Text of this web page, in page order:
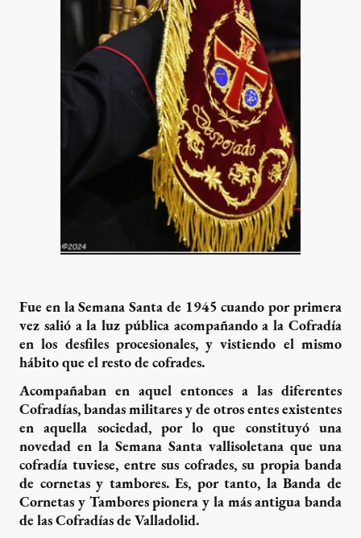
Fue en la Semana Santa de 1945 cuando por primera
vez salió a la luz pública acompañando a la Cofradía
en los desfiles procesionales, y vistiendo el mismo
hábito que el resto de cofrades.
Acompañaban en aquel entonces a las diferentes
Cofradías, bandas militares y de otros entes existentes
en aquella sociedad, por lo que constituyó una
novedad en la Semana Santa vallisoletana que una
cofradía tuviese, entre sus cofrades, su propia banda
de cornetas y tambores. Es, por tanto, la Banda de
Cornetas y Tambores pionera y la más antigua banda
de las Cofradías de Valladolid.